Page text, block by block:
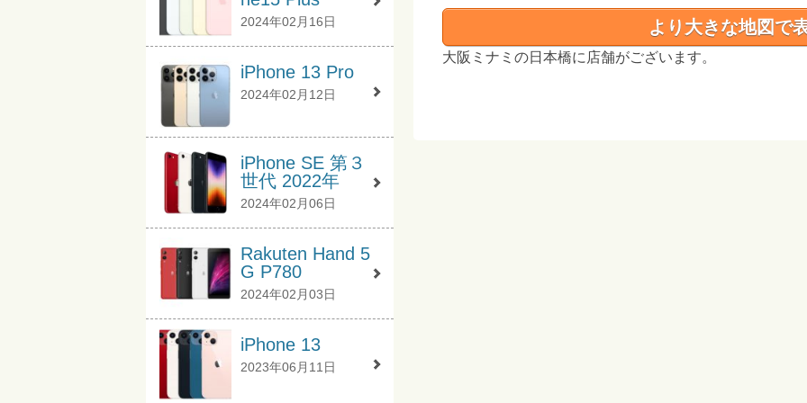
より大きな地図で
大阪ミナミの日本橋に店舗がございます。
2024年02月16日
iPhone 13 Pro
2024年02月12日
iPhone SE 第３
世代 2022年
2024年02月06日
Rakuten Hand 5
G P780
2024年02月03日
iPhone 13
2023年06月11日